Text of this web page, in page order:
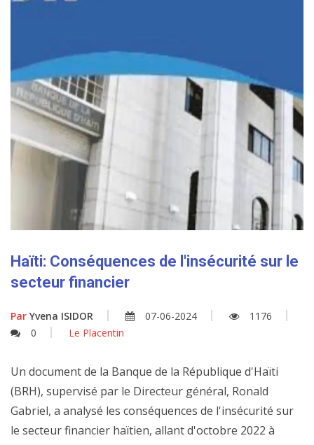
Haïti: Conséquences de l'insécurité sur le
secteur financier
Par Yvena ISIDOR 07-06-2024
1176
0
Le Placentin
Un document de la Banque de la République d'Haïti
(BRH), supervisé par le Directeur général, Ronald
Gabriel, a analysé les conséquences de l'insécurité sur
le secteur financier haïtien, allant d'octobre 2022 à